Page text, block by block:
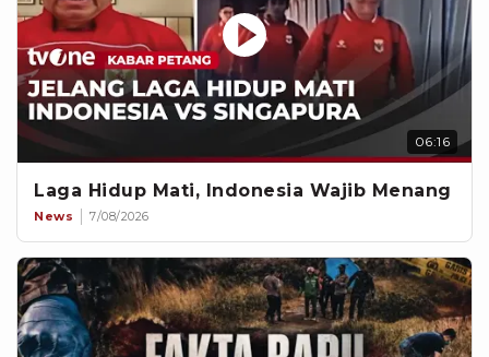
06:16
Laga Hidup Mati, Indonesia Wajib Menang
News 7/08/2026